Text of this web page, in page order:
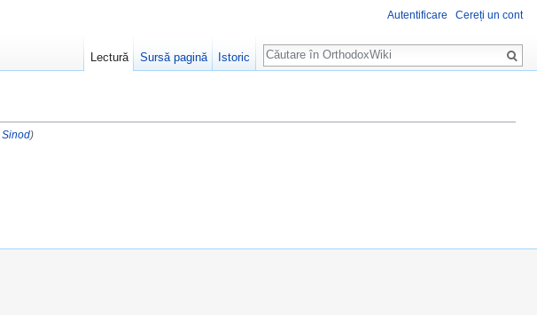
Sinod)
Autentificare Cereți un cont
Lectură Sursă pagină Istoric
Căutare